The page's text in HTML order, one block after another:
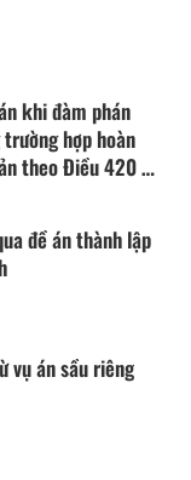
khi đàm phán
hợp hoàn
theo Điều 420 Bộ
đề án thành lập
vụ án sầu riêng